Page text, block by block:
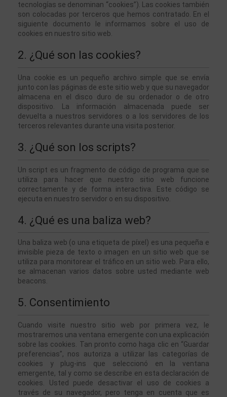
tecnologías se denominan “cookies”). Las cookies también
son colocadas por terceros que hemos contratado. En el
siguiente documento le informamos sobre el uso de
cookies en nuestro sitio web.
2. ¿Qué son las cookies?
Una cookie es un pequeño archivo simple que se envía
junto con las páginas de este sitio web y que su navegador
almacena en el disco duro de su ordenador o de otro
dispositivo. La información almacenada puede ser
devuelta a nuestros servidores o a los servidores de los
terceros relevantes durante una visita posterior.
3. ¿Qué son los scripts?
Un script es un fragmento de código de programa que se
utiliza para hacer que nuestro sitio web funcione
correctamente y de forma interactiva. Este código se
ejecuta en nuestro servidor o en su dispositivo.
4. ¿Qué es una baliza web?
Una baliza web (o una etiqueta de píxel) es una pequeña e
invisible pieza de texto o imagen en un sitio web que se
utiliza para monitorear el tráfico en un sitio web. Para ello,
se almacenan varios datos sobre usted mediante web
beacons.
5. Consentimiento
Cuando visite nuestro sitio web por primera vez, le
mostraremos una ventana emergente con una explicación
sobre las cookies. Tan pronto como haga clic en “Guardar
preferencias”, nos autoriza a utilizar las categorías de
cookies y plug-ins que seleccionó en la ventana
emergente, tal y como se describe en esta declaración de
cookies. Usted puede desactivar el uso de cookies a
través de su navegador, pero tenga en cuenta que es